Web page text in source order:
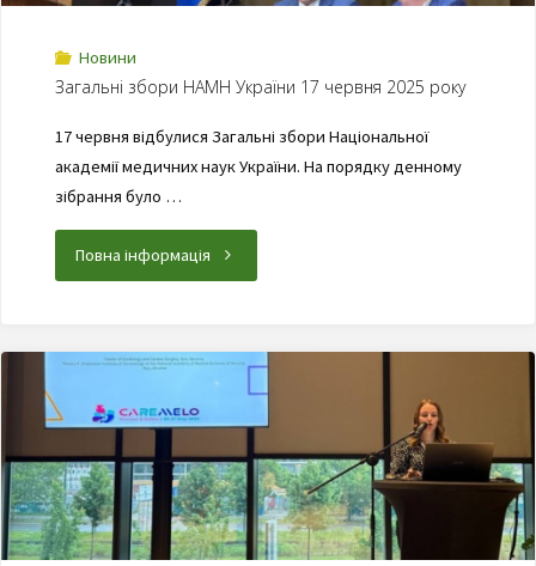
Новини
Загальні збори НАМН України 17 червня 2025 року
17 червня відбулися Загальні збори Національної
академії медичних наук України. На порядку денному
зібрання було …
Повна інформація